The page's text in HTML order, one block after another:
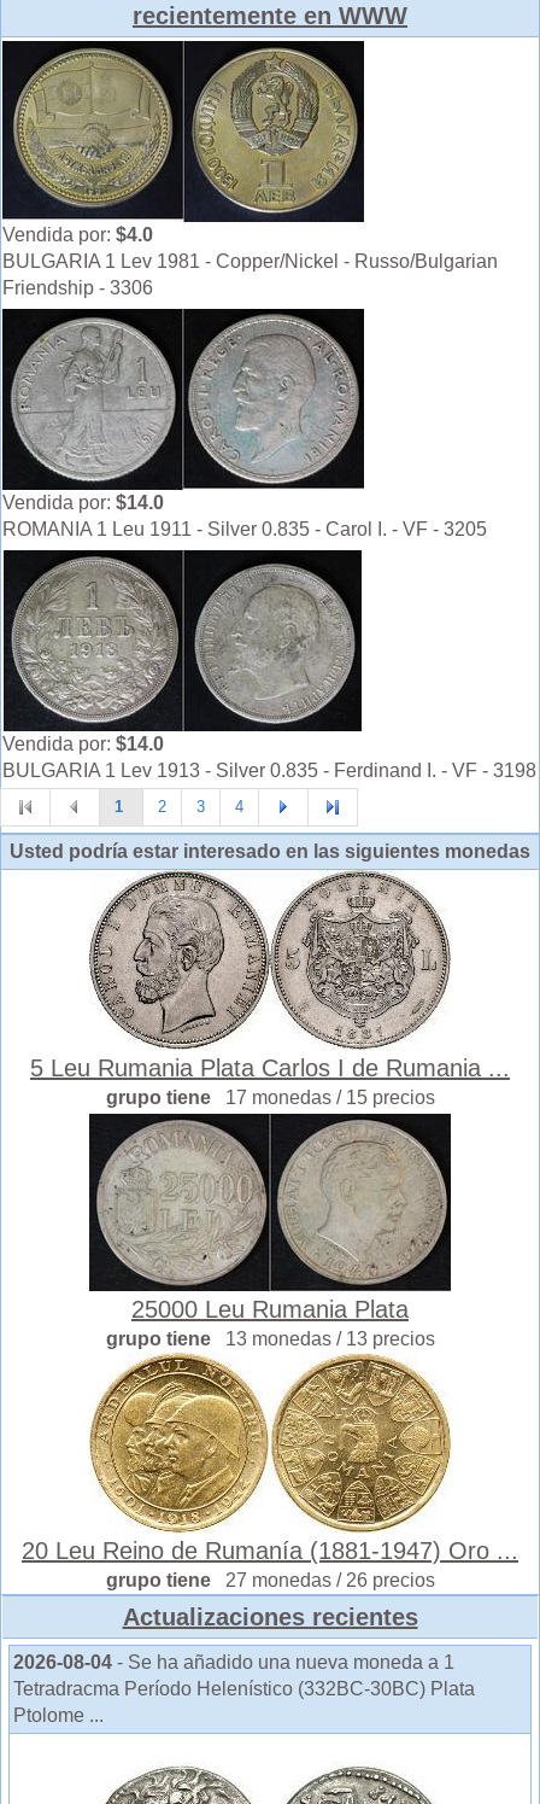
recientemente en WWW
Vendida por: $4.0
BULGARIA 1 Lev 1981 - Copper/Nickel - Russo/Bulgarian
Friendship - 3306
Vendida por: $14.0
ROMANIA 1 Leu 1911 - Silver 0.835 - Carol I. - VF - 3205
Vendida por: $14.0
BULGARIA 1 Lev 1913 - Silver 0.835 - Ferdinand I. - VF - 3198
1 2 3 4
Usted podría estar interesado en las siguientes monedas
5 Leu Rumania Plata Carlos I de Rumania ...
grupo tiene 17 monedas / 15 precios
25000 Leu Rumania Plata
grupo tiene 13 monedas / 13 precios
20 Leu Reino de Rumanía (1881-1947) Oro ...
grupo tiene 27 monedas / 26 precios
Actualizaciones recientes
2026-08-04 - Se ha añadido una nueva moneda a 1
Tetradracma Período Helenístico (332BC-30BC) Plata
Ptolome ...